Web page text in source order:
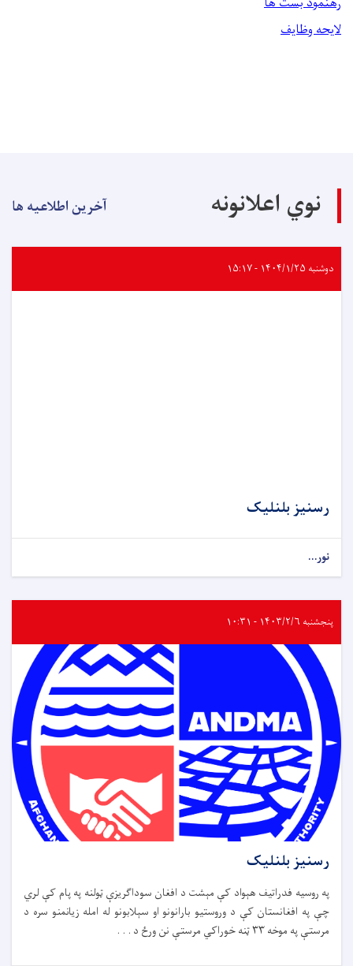
لایحه وظایف
نوي اعلانونه آخرین اطلاعیه ها
دوشنبه ۱۴۰۴/۱/۲۵ - ۱۵:۱۷
رسنیز بلنلیک
نور...
پنجشنبه ۱۴۰۳/۲/۶ - ۱۰:۳۱
رسنیز بلنلیک
په روسیه فدراتیف هېواد کې مېشت د افغان سوداګریزې ټولنه په پام کې لري
چې په افغانستان کې د وروستیو بارانونو او سېلابونو له امله زیانمنو سره د
مرستې په موخه ۳۳ ټنه خوراکي مرستې نن ورځ د . . .